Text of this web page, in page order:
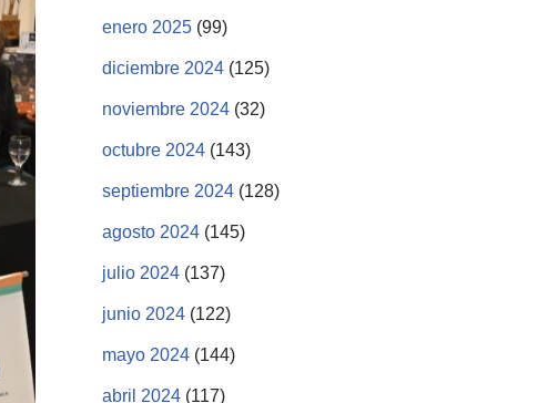
enero 2025 (99)
diciembre 2024 (125)
noviembre 2024 (32)
octubre 2024 (143)
septiembre 2024 (128)
agosto 2024 (145)
julio 2024 (137)
junio 2024 (122)
mayo 2024 (144)
abril 2024 (117)